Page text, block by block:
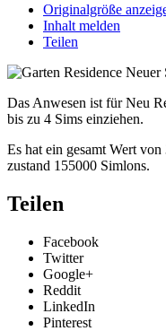
Originalgröße
Inhalt melden
Teilen
Das Anwesen ist für Neu
bis zu 4 Sims einziehen.
Es hat ein gesamt Wert
zustand 155000 Simlons.
Teilen
Facebook
Twitter
Google+
Reddit
LinkedIn
Pinterest